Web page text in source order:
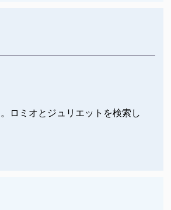
ロミオとジュリエットを検索し